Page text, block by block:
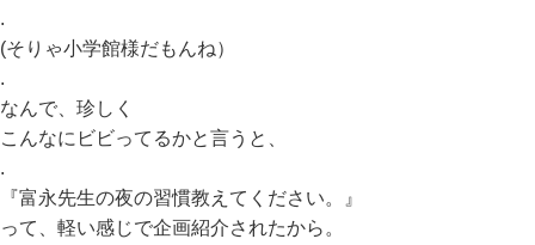
.
(そりゃ小学館様だもんね）
.
なんで、珍しく
こんなにビビってるかと言うと、
.
『富永先生の夜の習慣教えてください。』
って、軽い感じで企画紹介されたから。